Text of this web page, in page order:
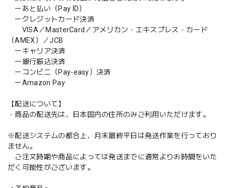
ーあと払い（Pay ID）
ークレジットカード決済
VISA／MasterCard／アメリカン・エキスプレス・カード
（AMEX）／JCB
ーキャリア決済
ー銀行振込決済
ーコンビニ（Pay-easy）決済
ーAmazon Pay
【配送について】
・商品の配送先は、日本国内の住所のみご利用いただけます。
※配送システムの都合上、月末最終平日は発送作業を行っており
ません。
ご注文時期や商品によっては発送までに通常よりお時間をいた
だく可能性がございます。